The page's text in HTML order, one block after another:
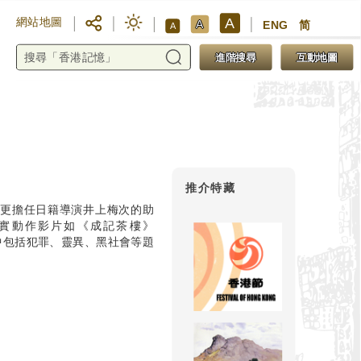
網站地圖 A A A ENG 简
進階搜尋 互動地圖
擔任日籍導演井上梅次的助
動作影片如《成記茶樓》
括犯罪、靈異、黑社會等題
推介特藏